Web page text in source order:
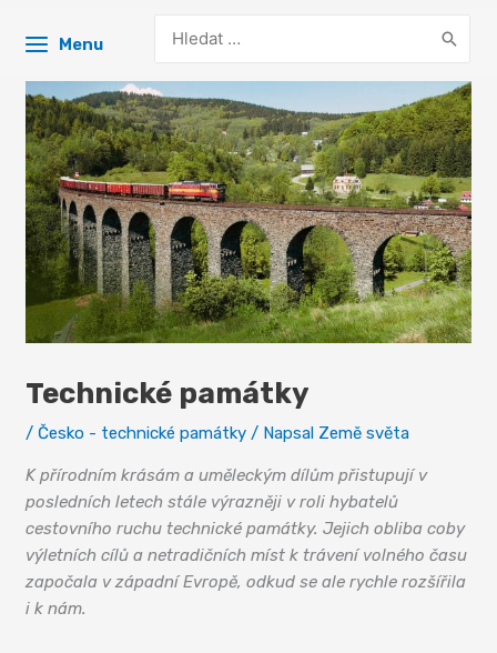
Menu
for:
Technické památky
/ Česko - technické památky / Napsal Země světa
K přírodním krásám a uměleckým dílům přistupují v
posledních letech stále výrazněji v roli hybatelů
cestovního ruchu technické památky. Jejich obliba coby
výletních cílů a netradičních míst k trávení volného času
započala v západní Evropě, odkud se ale rychle rozšířila
i k nám.